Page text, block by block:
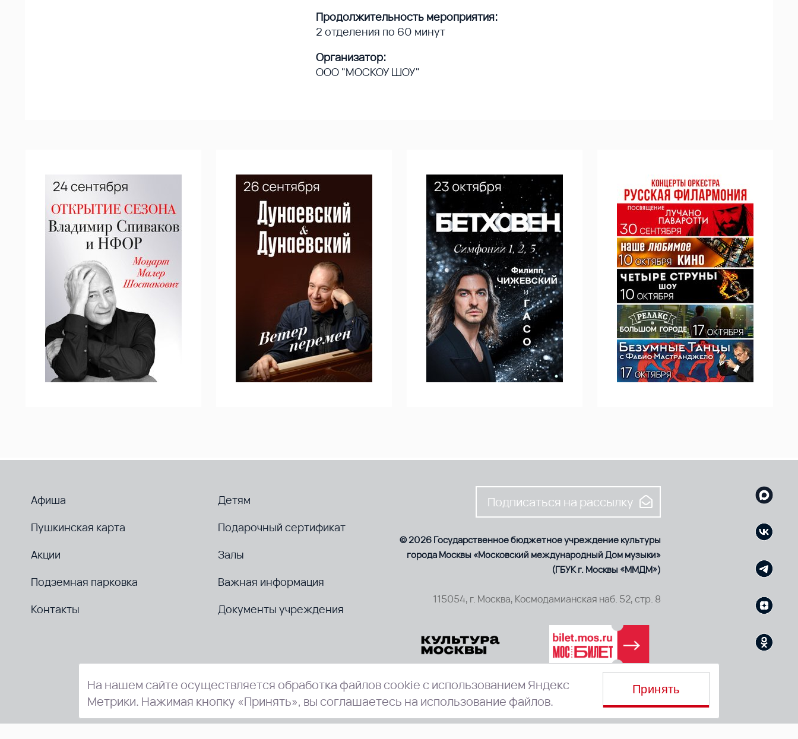
Продолжительность мероприятия:
2 отделения по 60 минут
Организатор:
ООО "МОСКОУ ШОУ"
Афиша
Детям
Пушкинская карта
Подарочный сертификат
Акции
Залы
Подземная парковка
Важная информация
Контакты
Документы учреждения
Подписаться на рассылку
© 2026 Государственное бюджетное учреждение культуры
города Москвы «Московский международный Дом музыки»
(ГБУК г. Москвы «ММДМ»)
115054, г. Москва, Космодамианская наб. 52, стр. 8
На нашем сайте осуществляется обработка файлов cookie с использованием Яндекс
Метрики. Нажимая кнопку «Принять», вы соглашаетесь на использование файлов.
Принять